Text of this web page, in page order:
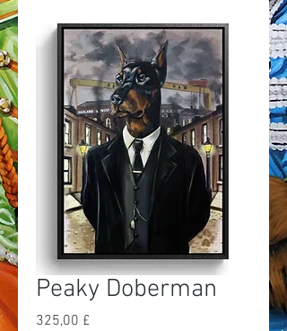
Peaky Doberman
325,00 £